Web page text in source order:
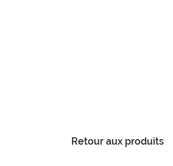
Retour aux produits